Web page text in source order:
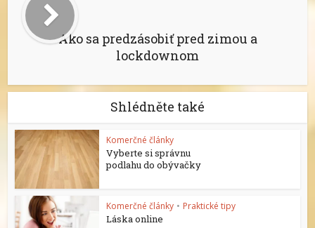
Ako sa predzásobiť pred zimou a
lockdownom
Shlédněte také
Komerčné články
Vyberte si správnu
podlahu do obývačky
Komerčné články • Praktické tipy
Láska online